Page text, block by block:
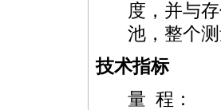
度，并与
池，整个
技术指标
量 程：